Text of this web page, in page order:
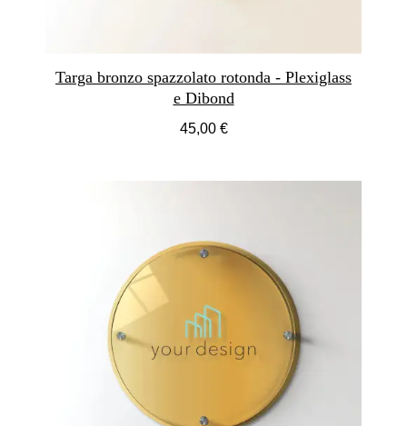
Targa bronzo spazzolato rotonda - Plexiglass
e Dibond
45,00 €